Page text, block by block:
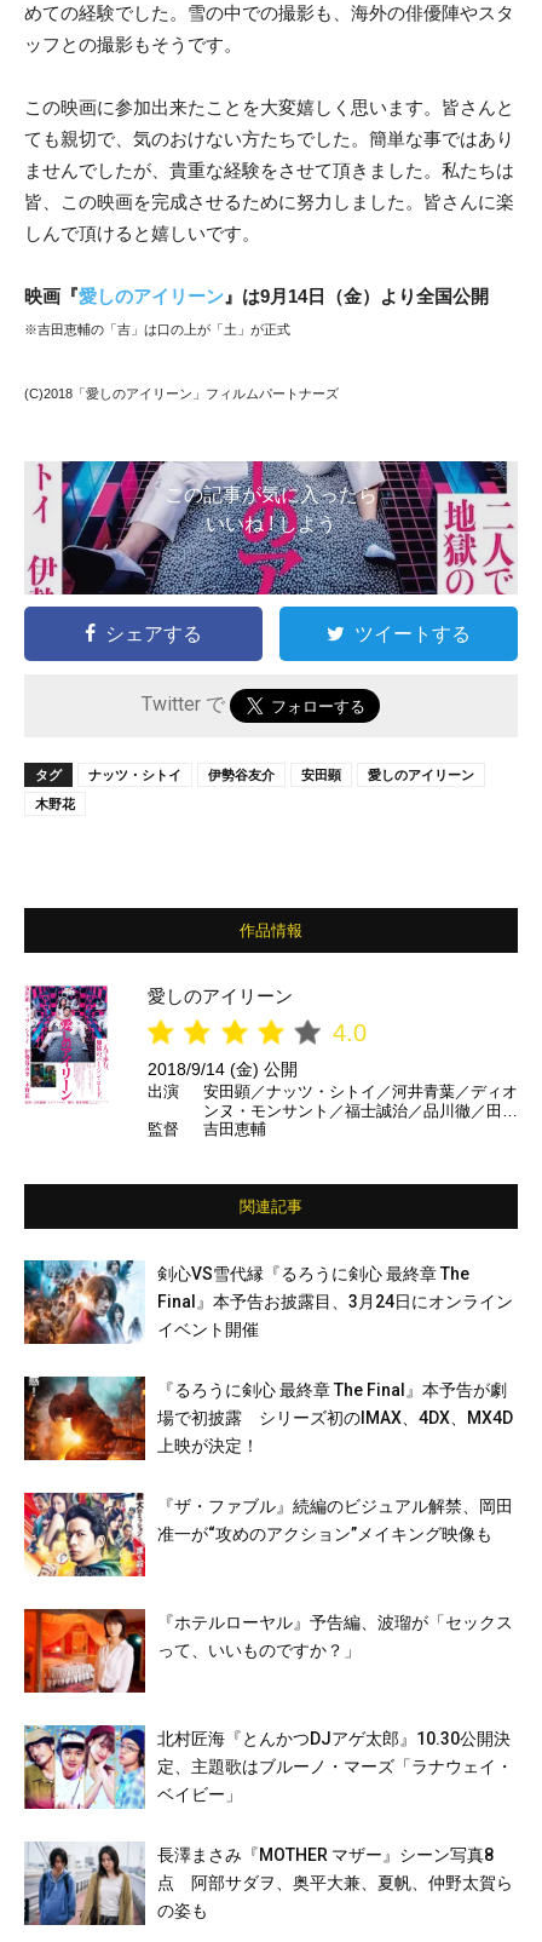
めての経験でした。雪の中での撮影も、海外の俳優陣やスタ
ッフとの撮影もそうです。
この映画に参加出来たことを大変嬉しく思います。皆さんと
ても親切で、気のおけない方たちでした。簡単な事ではあり
ませんでしたが、貴重な経験をさせて頂きました。私たちは
皆、この映画を完成させるために努力しました。皆さんに楽
しんで頂けると嬉しいです。
映画『愛しのアイリーン 』は9月14日（金）より全国公開
※吉田恵輔の「吉」は口の上が「土」が正式
(C)2018「愛しのアイリーン」フィルムパートナーズ
この記事が気に入ったら
いいね ! しよう
シェアする ツイートする
Twitter で
タグ ナッツ・シトイ 伊勢谷友介 安田顕
愛しのアイリーン
木野花
作品情報
愛しのアイリーン
4.0
2018/9/14 (金) 公開
出演
安田顕／ナッツ・シトイ／河井青葉／ディオ
ンヌ・モンサント／福士誠治／品川徹／田中
要次／伊勢谷友介／木野花 ほか
監督 吉田恵輔
関連記事
剣心VS雪代縁『るろうに剣心 最終章 The
Final』本予告お披露目、3月24日にオンライン
イベント開催
『るろうに剣心 最終章 The Final』本予告が劇
場で初披露 シリーズ初のIMAX、4DX、MX4D
上映が決定！
『ザ・ファブル』続編のビジュアル解禁、岡田
准一が“攻めのアクション”メイキング映像も
『ホテルローヤル』予告編、波瑠が「セックス
って、いいものですか？」
北村匠海『とんかつDJアゲ太郎』10.30公開決
定、主題歌はブルーノ・マーズ「ラナウェイ・
ベイビー」
長澤まさみ『MOTHER マザー』シーン写真8
点 阿部サダヲ、奥平大兼、夏帆、仲野太賀ら
の姿も